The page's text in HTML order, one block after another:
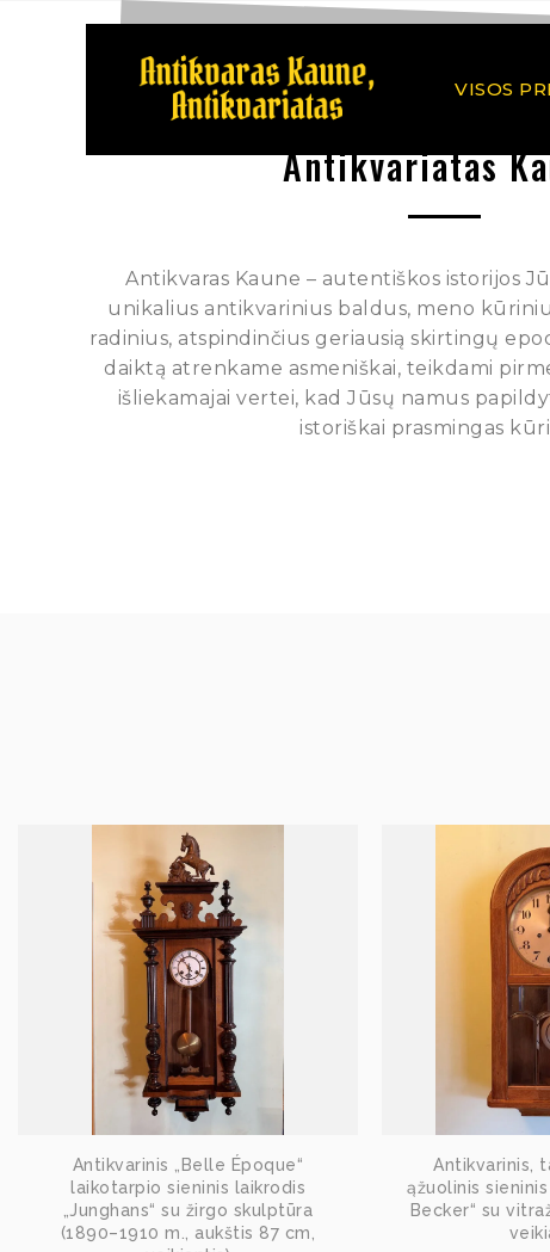
VISOS
Antikvariatas
Antikvaras Kaune – autentiškos istorijos
unikalius antikvarinius baldus, meno
radinius, atspindinčius geriausią skirtingų
daiktą atrenkame asmeniškai, teikdami
išliekamajai vertei, kad Jūsų namus
istoriškai prasmingas
Antikvarinis „Belle Époque“
laikotarpio sieninis laikrodis
„Junghans“ su žirgo skulptūra
(1890–1910 m., aukštis 87 cm,
Antikvarinis,
ąžuolinis
Becker“ su